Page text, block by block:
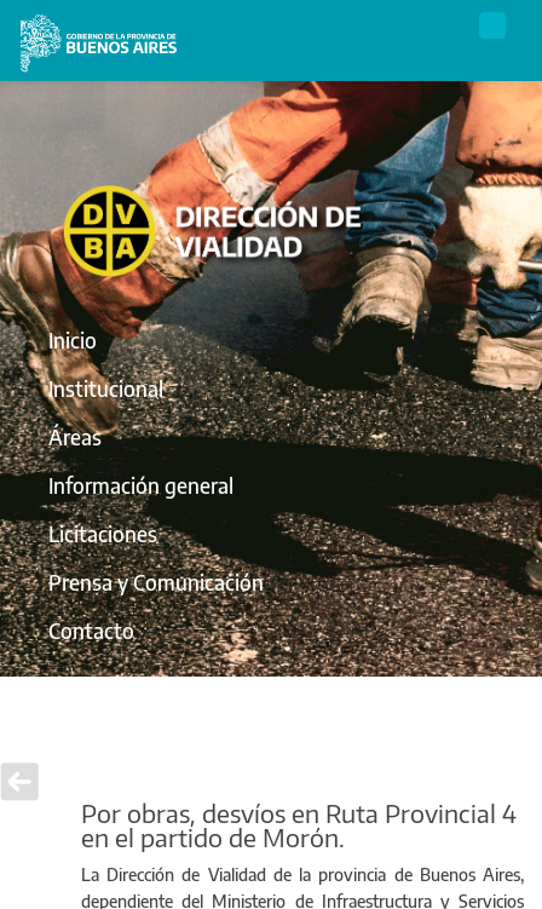
Inicio
Institucional
Áreas
Información general
Licitaciones
Prensa y Comunicación
Contacto
Por obras, desvíos en Ruta Provincial 4
en el partido de Morón.
La Dirección de Vialidad de la provincia de Buenos Aires,
dependiente del Ministerio de Infraestructura y Servicios